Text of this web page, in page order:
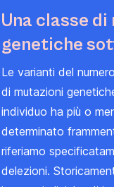
Una classe
genetiche
Le varianti del
di mutazioni
individuo ha più o
determinato
riferiamo
delezioni.